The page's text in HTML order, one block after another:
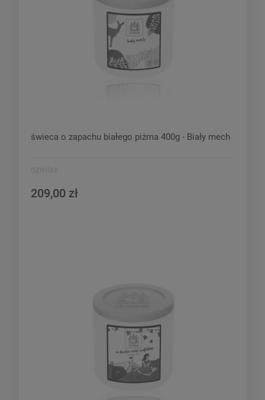
świeca o zapachu białego piżma 400g - Biały mech
dzikilas
209,00 zł